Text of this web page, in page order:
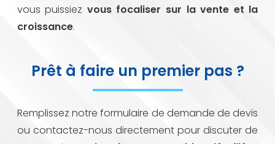
vous puissiez vous focaliser sur la vente et la
croissance.
Prêt à faire un premier pas ?
Remplissez notre formulaire de demande de devis
ou contactez-nous directement pour discuter de